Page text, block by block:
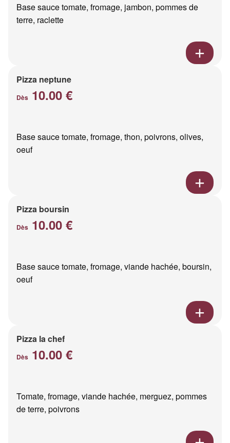
Base sauce tomate, fromage, jambon, pommes de
terre, raclette
Pizza neptune
Dès 10.00 €
Base sauce tomate, fromage, thon, poivrons, olives,
oeuf
Pizza boursin
Dès 10.00 €
Base sauce tomate, fromage, viande hachée, boursin,
oeuf
Pizza la chef
Dès 10.00 €
Tomate, fromage, viande hachée, merguez, pommes
de terre, poivrons